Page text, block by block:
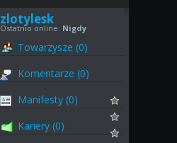
zlotylesk
Ostatnio online: Nigdy
Towarzysze (0)
Komentarze (0)
Manifesty (0)
Kariery (0)